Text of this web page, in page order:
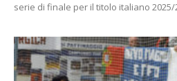
serie di finale per il titolo italiano